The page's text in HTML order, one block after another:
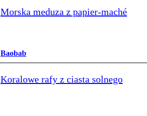
Morska meduza z papier‑maché
Baobab
Koralowe rafy z ciasta solnego